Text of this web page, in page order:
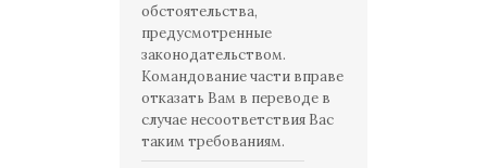
обстоятельства,
предусмотренные
законодательством.
Командование части вправе
отказать Вам в переводе в
случае несоответствия Вас
таким требованиям.